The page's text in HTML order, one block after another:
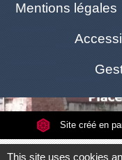
Mentions légales
Site créé en
This site uses cookies